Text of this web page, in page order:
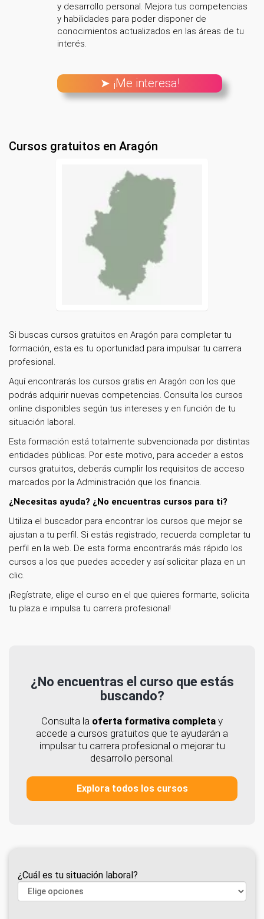
y desarrollo personal. Mejora tus competencias
y habilidades para poder disponer de
conocimientos actualizados en las áreas de tu
interés.
➤ ¡Me interesa!
Cursos gratuitos en Aragón
Si buscas cursos gratuitos en Aragón para completar tu
formación, esta es tu oportunidad para impulsar tu carrera
profesional.
Aquí encontrarás los cursos gratis en Aragón con los que
podrás adquirir nuevas competencias. Consulta los cursos
online disponibles según tus intereses y en función de tu
situación laboral.
Esta formación está totalmente subvencionada por distintas
entidades públicas. Por este motivo, para acceder a estos
cursos gratuitos, deberás cumplir los requisitos de acceso
marcados por la Administración que los financia.
¿Necesitas ayuda? ¿No encuentras cursos para ti?
Utiliza el buscador para encontrar los cursos que mejor se
ajustan a tu perfil. Si estás registrado, recuerda completar tu
perfil en la web. De esta forma encontrarás más rápido los
cursos a los que puedes acceder y así solicitar plaza en un
clic.
¡Regístrate, elige el curso en el que quieres formarte, solicita
tu plaza e impulsa tu carrera profesional!
¿No encuentras el curso que estás
buscando?
Consulta la oferta formativa completa y
accede a cursos gratuitos que te ayudarán a
impulsar tu carrera profesional o mejorar tu
desarrollo personal.
Explora todos los cursos
¿Cuál es tu situación laboral?